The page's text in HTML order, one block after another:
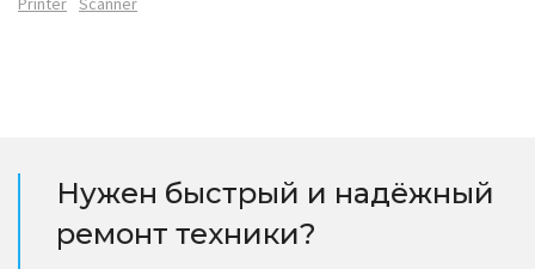
Нужен быстрый и надёжный
ремонт техники?